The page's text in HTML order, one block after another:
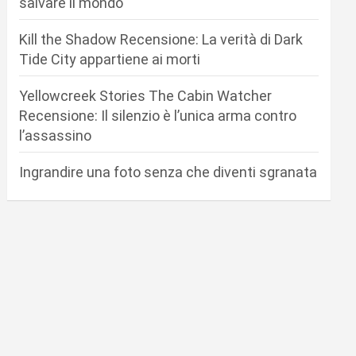
Kill the Shadow Recensione: La verità di Dark
Tide City appartiene ai morti
Yellowcreek Stories The Cabin Watcher
Recensione: Il silenzio è l’unica arma contro
l’assassino
Ingrandire una foto senza che diventi sgranata